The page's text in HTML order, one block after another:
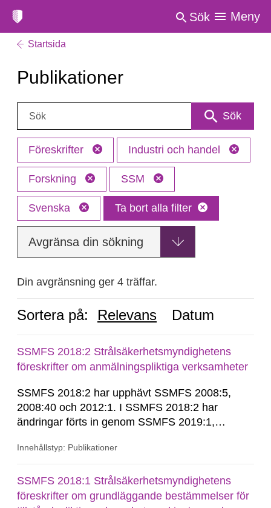
Sök Meny
Startsida
Publikationer
Sök: Sök
Föreskrifter Industri och handel
Forskning SSM
Svenska Ta bort alla filter
Avgränsa din sökning
Din avgränsning ger 4 träffar.
Sortera på: Relevans Datum
SSMFS 2018:2 Strålsäkerhetsmyndighetens
föreskrifter om anmälningspliktiga verksamheter
SSMFS 2018:2 har upphävt SSMFS 2008:5,
2008:40 och 2012:1. I SSMFS 2018:2 har
ändringar förts in genom SSMFS 2019:1,
Innehållstyp: Publikationer
SSMFS 2018:1 Strålsäkerhetsmyndighetens
föreskrifter om grundläggande bestämmelser för